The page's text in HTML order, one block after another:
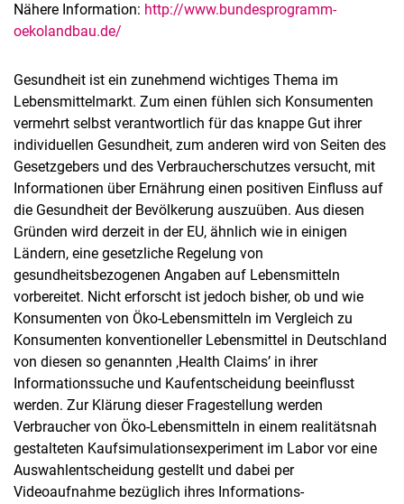
Nähere Information: http://www.bundesprogramm-
oekolandbau.de/
Gesundheit ist ein zunehmend wichtiges Thema im
Lebensmittelmarkt. Zum einen fühlen sich Konsumenten
vermehrt selbst verantwortlich für das knappe Gut ihrer
individuellen Gesundheit, zum anderen wird von Seiten des
Gesetzgebers und des Verbraucherschutzes versucht, mit
Informationen über Ernährung einen positiven Einfluss auf
die Gesundheit der Bevölkerung auszuüben. Aus diesen
Gründen wird derzeit in der EU, ähnlich wie in einigen
Ländern, eine gesetzliche Regelung von
gesundheitsbezogenen Angaben auf Lebensmitteln
vorbereitet. Nicht erforscht ist jedoch bisher, ob und wie
Konsumenten von Öko-Lebensmitteln im Vergleich zu
Konsumenten konventioneller Lebensmittel in Deutschland
von diesen so genannten ‚Health Claims’ in ihrer
Informationssuche und Kaufentscheidung beeinflusst
werden. Zur Klärung dieser Fragestellung werden
Verbraucher von Öko-Lebensmitteln in einem realitätsnah
gestalteten Kaufsimulationsexperiment im Labor vor eine
Auswahlentscheidung gestellt und dabei per
Videoaufnahme bezüglich ihres Informations­